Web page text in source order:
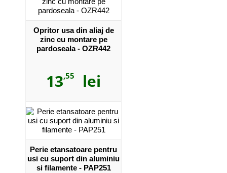
Opritor usa din aliaj de
zinc cu montare pe
pardoseala - OZR442
13,55 lei
Perie etansatoare pentru
usi cu suport din aluminiu
si filamente - PAP251